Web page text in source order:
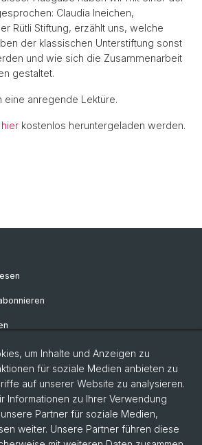
Claudia Ineichen,
Rütli Stiftung, erzählt uns, welche
der klassischen Unterstiftung sonst
und wie sich die Zusammenarbeit
gestaltet.
eine anregende Lektüre.
hier kostenlos heruntergeladen werden.
um Inhalte und Anzeigen zu
für soziale Medien anbieten zu
auf unserer Website zu analysieren.
Informationen zu Ihrer Verwendung
Partner für soziale Medien,
weiter. Unsere Partner führen diese